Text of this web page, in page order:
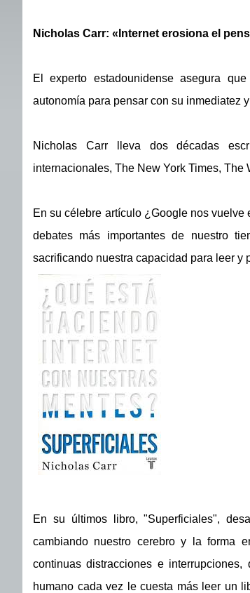
Nicholas Carr: «Internet erosiona el
El experto estadounidense asegura
autonomía para pensar con su inmediatez
Nicholas Carr lleva dos décadas
internacionales, The New York Times,
En su célebre artículo ¿Google nos
debates más importantes de nuestro
sacrificando nuestra capacidad para leer y
En su últimos libro, "Superficiales",
cambiando nuestro cerebro y la forma
continuas distracciones e
humano cada vez le cuesta más leer un